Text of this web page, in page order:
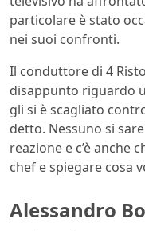
particolare è stato
nei suoi confronti.
Il conduttore di 4
disappunto riguardo
gli si è scagliato
detto. Nessuno si
reazione e c’è anche
chef e spiegare cosa
Alessandro